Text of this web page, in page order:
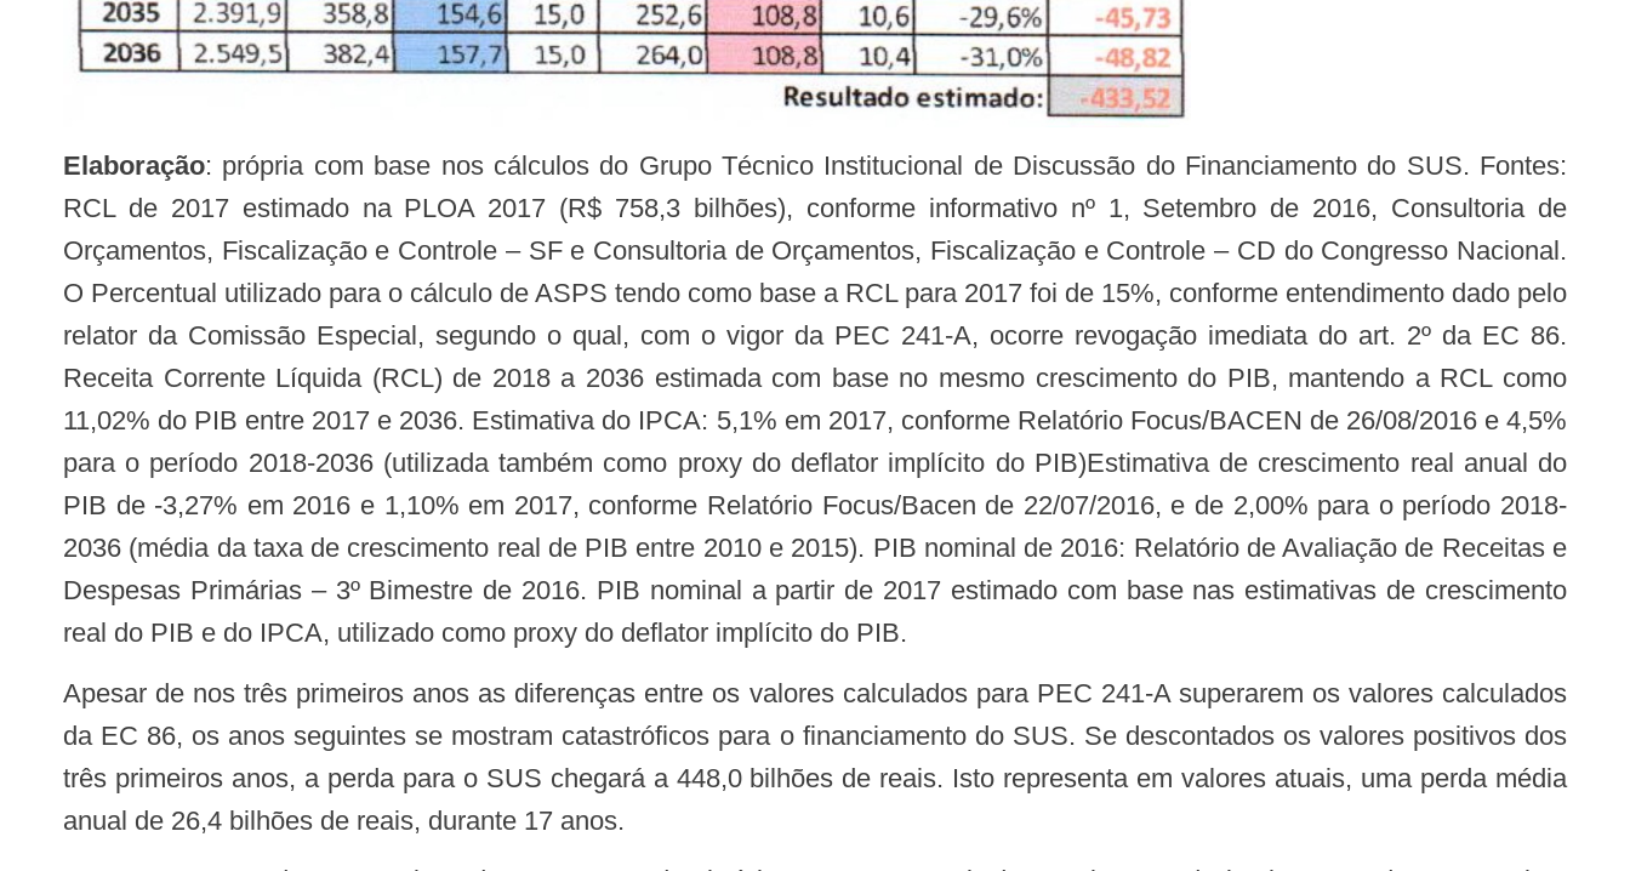
Elaboração: própria com base nos cálculos do Grupo Técnico Institucional de Discussão do Financiamento do SUS. Fontes:
RCL de 2017 estimado na PLOA 2017 (R$ 758,3 bilhões), conforme informativo nº 1, Setembro de 2016, Consultoria de
Orçamentos, Fiscalização e Controle – SF e Consultoria de Orçamentos, Fiscalização e Controle – CD do Congresso Nacional.
O Percentual utilizado para o cálculo de ASPS tendo como base a RCL para 2017 foi de 15%, conforme entendimento dado pelo
relator da Comissão Especial, segundo o qual, com o vigor da PEC 241-A, ocorre revogação imediata do art. 2º da EC 86.
Receita Corrente Líquida (RCL) de 2018 a 2036 estimada com base no mesmo crescimento do PIB, mantendo a RCL como
11,02% do PIB entre 2017 e 2036. Estimativa do IPCA: 5,1% em 2017, conforme Relatório Focus/BACEN de 26/08/2016 e 4,5%
para o período 2018-2036 (utilizada também como proxy do deflator implícito do PIB)Estimativa de crescimento real anual do
PIB de -3,27% em 2016 e 1,10% em 2017, conforme Relatório Focus/Bacen de 22/07/2016, e de 2,00% para o período 2018-
2036 (média da taxa de crescimento real de PIB entre 2010 e 2015). PIB nominal de 2016: Relatório de Avaliação de Receitas e
Despesas Primárias – 3º Bimestre de 2016. PIB nominal a partir de 2017 estimado com base nas estimativas de crescimento
real do PIB e do IPCA, utilizado como proxy do deflator implícito do PIB.
Apesar de nos três primeiros anos as diferenças entre os valores calculados para PEC 241-A superarem os valores calculados
da EC 86, os anos seguintes se mostram catastróficos para o financiamento do SUS. Se descontados os valores positivos dos
três primeiros anos, a perda para o SUS chegará a 448,0 bilhões de reais. Isto representa em valores atuais, uma perda média
anual de 26,4 bilhões de reais, durante 17 anos.